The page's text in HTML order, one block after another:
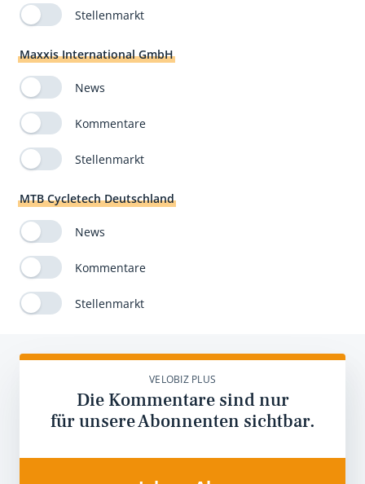
Stellenmarkt
Maxxis International GmbH
News
Kommentare
Stellenmarkt
MTB Cycletech Deutschland
News
Kommentare
Stellenmarkt
VELOBIZ PLUS
Die Kommentare sind nur
für unsere Abonnenten sichtbar.